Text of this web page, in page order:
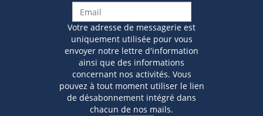
Votre adresse de messagerie est
uniquement utilisée pour vous
envoyer notre lettre d'information
ainsi que des informations
concernant nos activités. Vous
pouvez à tout moment utiliser le lien
de désabonnement intégré dans
chacun de nos mails.